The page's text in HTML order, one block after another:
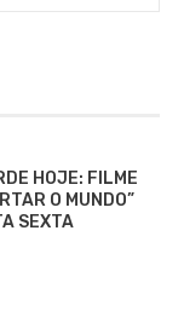
HOJE: FILME
O MUNDO”
SEXTA